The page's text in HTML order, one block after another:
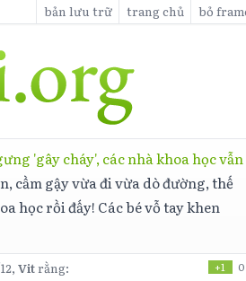
bản lưu trữ trang chủ bỏ
'gây cháy', các nhà khoa học vẫn
cầm gậy vừa đi vừa dò đường, thế
học rồi đấy! Các bé vỗ tay khen
Vitrằng: +1 0